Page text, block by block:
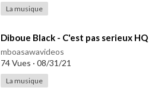
La musique
⁣Diboue Black - C'est pas serieux HQ
mboasawavideos
74 Vues · 08/31/21
La musique